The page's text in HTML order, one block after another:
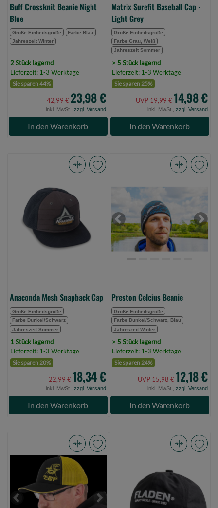
Buff Crossknit Beanie Night
Blue
Größe Einheitsgröße
Farbe Blau
Jahreszeit Winter
2 Stück lagernd
Lieferzeit: 1-3 Werktage
Sie sparen 44%
42,99 € 23,98 €
inkl. MwSt., zzgl. Versand
In den Warenkorb
Matrix Surefit Baseball Cap -
Light Grey
Größe Einheitsgröße
Farbe Grau, Weiß
Jahreszeit Sommer
> 5 Stück lagernd
Lieferzeit: 1-3 Werktage
Sie sparen 25%
UVP 19,99 € 14,98 €
inkl. MwSt., zzgl. Versand
In den Warenkorb
Snapback
(Bild
Anaconda Mesh Snapback Cap
Größe Einheitsgröße
Farbe Dunkel/Schwarz
Jahreszeit Sommer
1 Stück lagernd
Lieferzeit: 1-3 Werktage
Sie sparen 20%
22,99 €18,34 €
inkl. MwSt., zzgl. Versand
In den Warenkorb
Celcius
Beanie
(Bild
0)Previous Next
Preston Celcius Beanie
Größe Einheitsgröße
Farbe Dunkel/Schwarz, Blau
Jahreszeit Winter
> 5 Stück lagernd
Lieferzeit: 1-3 Werktage
Sie sparen 24%
UVP 15,98 € 12,18 €
inkl. MwSt., zzgl. Versand
In den Warenkorb
BlackCat
Yellow
Trucker
Previous Next